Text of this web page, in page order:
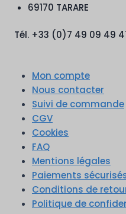
69170 TARARE
Tél. +33 (0)7 49 09 49
Mon compte
Nous contacter
Suivi de commande
CGV
Cookies
FAQ
Mentions légales
Paiements
Conditions de
Politique de